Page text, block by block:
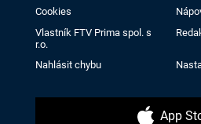
Cookies
Vlastník FTV Prima spol. s
r.o.
Nahlásit chybu
App